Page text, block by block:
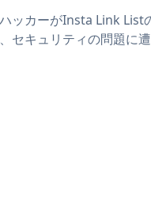
ッカーがInsta Link List
セキュリティの問題に